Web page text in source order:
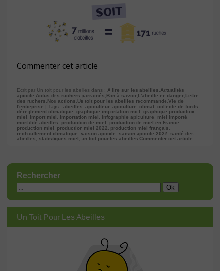
Commenter cet article
Ecrit par Un toit pour les abeilles dans : A lire sur les abeilles Actualités
apicole Actus des ruchers parrainés Bon à savoir L'abeille en danger Lettre
des ruchers Nos actions Un toit pour les abeilles recommande Vie de
l'entreprise | Tags : abeilles apiculteur apiculture climat collecte de fonds
déreglement climatique
graphique importation miel
graphique production
miel
import miel importation miel infographie apiculture miel importé
mortalité abeilles
production de miel production de miel en France
production miel
production miel 2022 production miel français
rechauffement climatique
saison apicole saison apicole 2022
santé des
abeilles
statistiques miel un toit pour les abeilles Commenter cet article
Rechercher
Un Toit Pour Les Abeilles